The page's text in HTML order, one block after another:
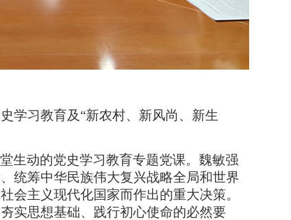
学习教育及“新农村、新风尚、新生
生动的党史学习教育专题党课。魏敏强
统筹中华民族伟大复兴战略全局和世界
会主义现代化国家而作出的重大决策。
实思想基础、践行初心使命的必然要